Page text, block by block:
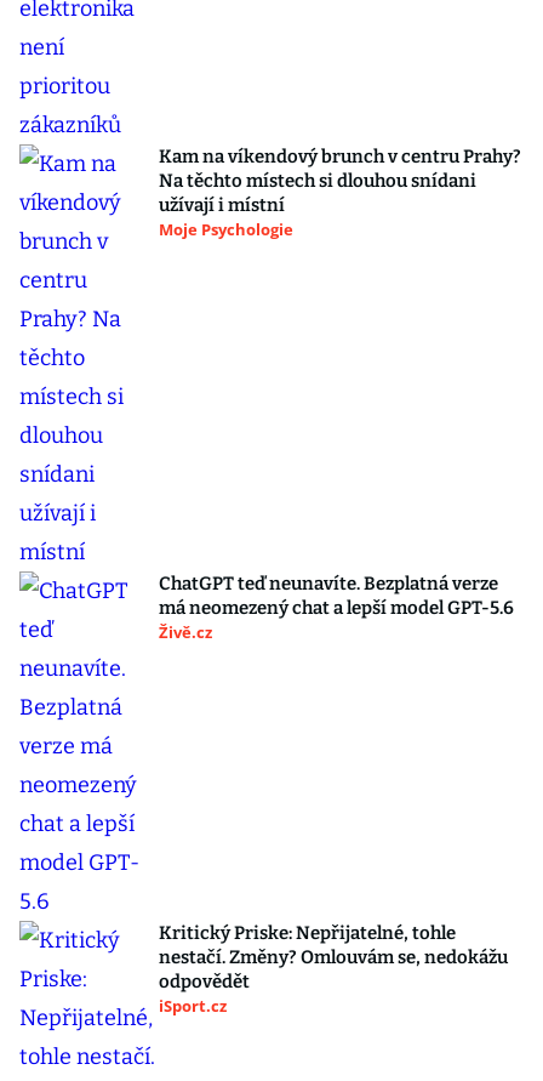
Kam na víkendový brunch v centru Prahy?
Na těchto místech si dlouhou snídani
užívají i místní
Moje Psychologie
ChatGPT teď neunavíte. Bezplatná verze
má neomezený chat a lepší model GPT-5.6
Živě.cz
Kritický Priske: Nepřijatelné, tohle
nestačí. Změny? Omlouvám se, nedokážu
odpovědět
iSport.cz